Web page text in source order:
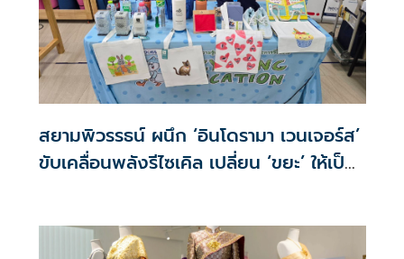
สยามพิวรรธน์ ผนึก ‘อินโดรามา เวนเจอร์ส’
ขับเคลื่อนพลังรีไซเคิล เปลี่ยน ‘ขยะ’ ให้เป็น